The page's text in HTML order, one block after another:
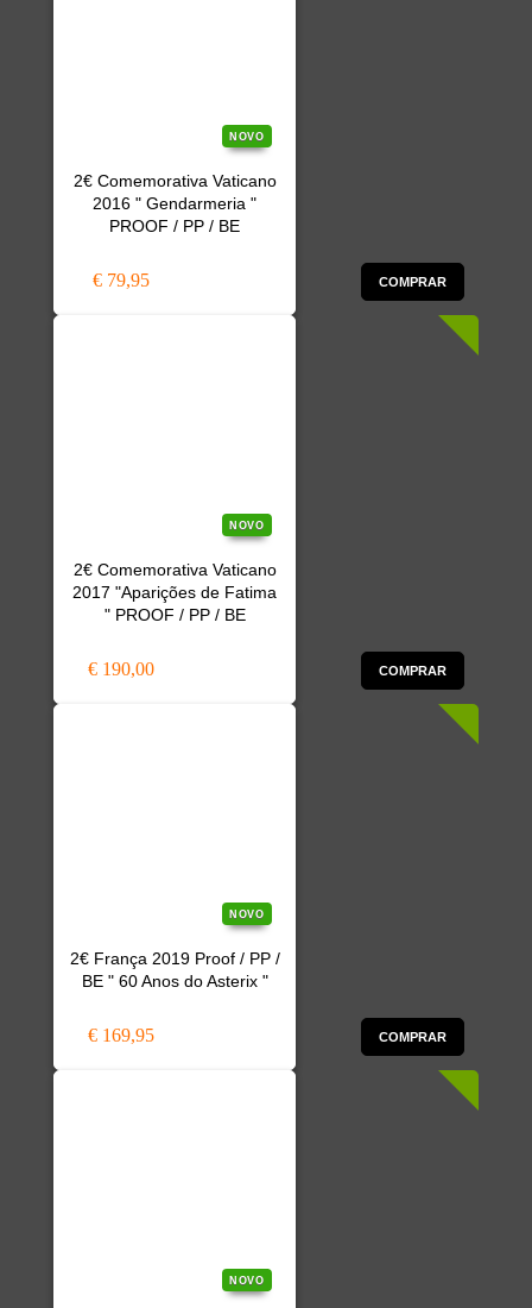
NOVO
2€ Comemorativa Vaticano
2016 " Gendarmeria "
PROOF / PP / BE
€ 79,95 COMPRAR
NOVO
2€ Comemorativa Vaticano
2017 "Aparições de Fatima
" PROOF / PP / BE
€ 190,00 COMPRAR
NOVO
2€ França 2019 Proof / PP /
BE " 60 Anos do Asterix "
€ 169,95 COMPRAR
NOVO